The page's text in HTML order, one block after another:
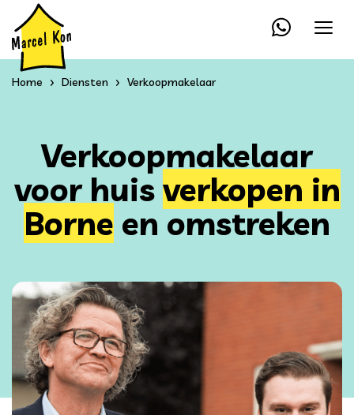
Home Diensten Verkoopmakelaar
Verkoopmakelaar
voor huisverkopen in
Borne en omstreken